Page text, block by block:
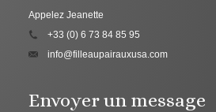
Appelez Jeanette
+33 (0) 6 73 84 85 95
info@filleaupairauxusa.com
Envoyer un message